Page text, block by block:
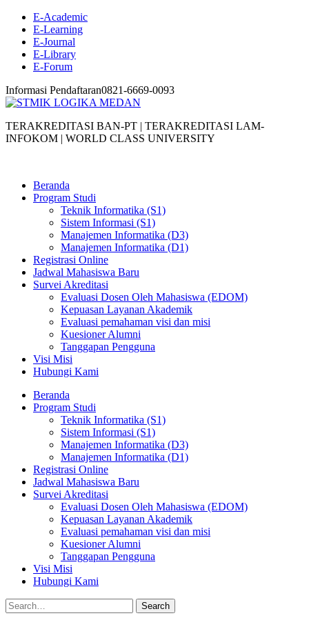
E-Academic
E-Learning
E-Journal
E-Library
E-Forum
Informasi Pendaftaran0821-6669-0093
TERAKREDITASI BAN-PT | TERAKREDITASI LAM-
INFOKOM | WORLD CLASS UNIVERSITY
Beranda
Program Studi
Teknik Informatika (S1)
Sistem Informasi (S1)
Manajemen Informatika (D3)
Manajemen Informatika (D1)
Registrasi Online
Jadwal Mahasiswa Baru
Survei Akreditasi
Evaluasi Dosen Oleh Mahasiswa (EDOM)
Kepuasan Layanan Akademik
Evaluasi pemahaman visi dan misi
Kuesioner Alumni
Tanggapan Pengguna
Visi Misi
Hubungi Kami
Beranda
Program Studi
Teknik Informatika (S1)
Sistem Informasi (S1)
Manajemen Informatika (D3)
Manajemen Informatika (D1)
Registrasi Online
Jadwal Mahasiswa Baru
Survei Akreditasi
Evaluasi Dosen Oleh Mahasiswa (EDOM)
Kepuasan Layanan Akademik
Evaluasi pemahaman visi dan misi
Kuesioner Alumni
Tanggapan Pengguna
Visi Misi
Hubungi Kami